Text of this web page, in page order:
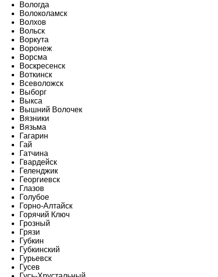
Вологда
Волоколамск
Волхов
Вольск
Воркута
Воронеж
Ворсма
Воскресенск
Воткинск
Всеволожск
Выборг
Выкса
Вышний Волочек
Вязники
Вязьма
Гагарин
Гай
Гатчина
Гвардейск
Геленджик
Георгиевск
Глазов
Голубое
Горно-Алтайск
Горячий Ключ
Грозный
Грязи
Губкин
Губкинский
Гурьевск
Гусев